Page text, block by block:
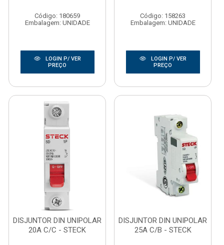
Código: 180659
Embalagem: UNIDADE
LOGIN P/ VER
PREÇO
Código: 158263
Embalagem: UNIDADE
LOGIN P/ VER
PREÇO
DISJUNTOR DIN UNIPOLAR
20A C/C - STECK
DISJUNTOR DIN UNIPOLAR
25A C/B - STECK